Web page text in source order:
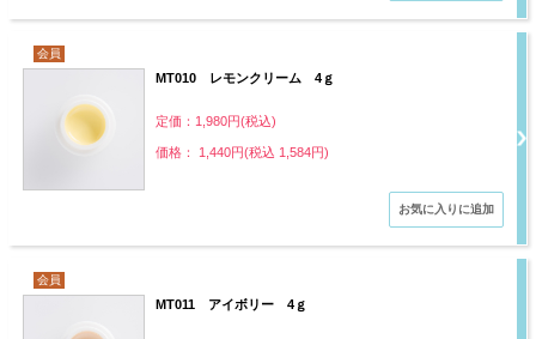
会員
MT010 レモンクリーム 4ｇ
定価：1,980円(税込)
価格： 1,440円(税込 1,584円)
会員
MT011 アイボリー 4ｇ